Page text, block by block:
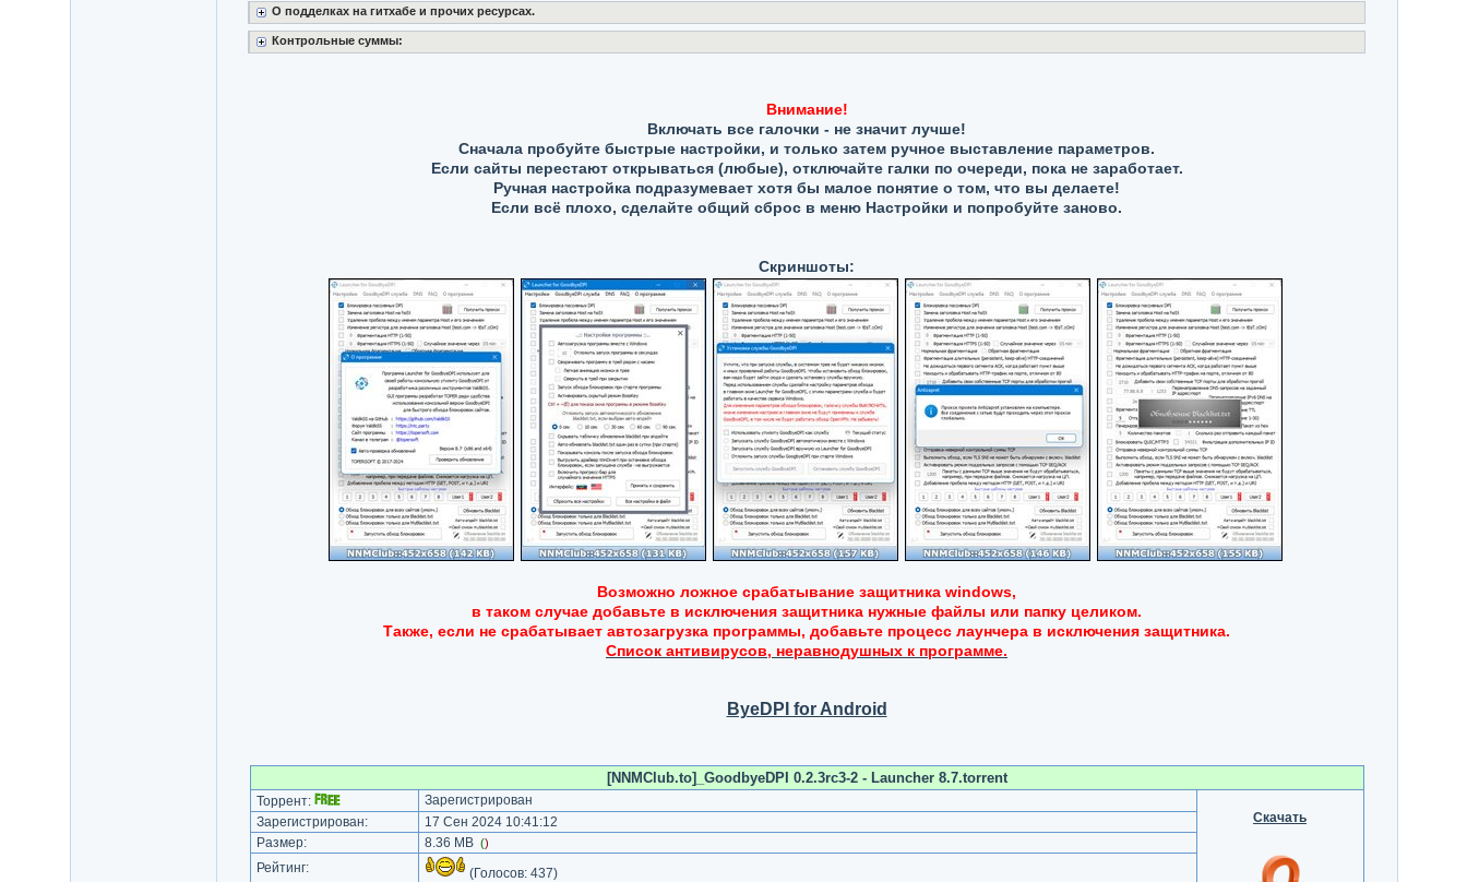
О подделках на гитхабе и прочих ресурсах.
Контрольные суммы:
Внимание!
Включать все галочки - не значит лучше!
Сначала пробуйте быстрые настройки, и только затем ручное выставление параметров.
Если сайты перестают открываться (любые), отключайте галки по очереди, пока не заработает.
Ручная настройка подразумевает хотя бы малое понятие о том, что вы делаете!
Если всё плохо, сделайте общий сброс в меню Настройки и попробуйте заново.
Скриншоты:
Возможно ложное срабатывание защитника windows,
в таком случае добавьте в исключения защитника нужные файлы или папку целиком.
Также, если не срабатывает автозагрузка программы, добавьте процесс лаунчера в исключения защитника.
Список антивирусов, неравнодушных к программе.
ByeDPI for Android
[NNMClub.to]_GoodbyeDPI 0.2.3rc3-2 - Launcher 8.7.torrent
Торрент:
Зарегистрирован
Скачать
Зарегистрирован:
17 Сен 2024 10:41:12
Размер:
8.36 MB ()
Рейтинг: (Голосов: 437)